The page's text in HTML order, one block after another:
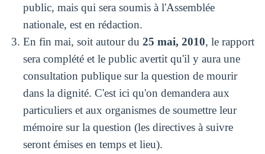
public, mais qui sera soumis à l'Assemblée
nationale, est en rédaction.
En fin mai, soit autour du 25 mai, 2010, le rapport
sera complété et le public avertit qu'il y aura une
consultation publique sur la question de mourir
dans la dignité. C'est ici qu'on demandera aux
particuliers et aux organismes de soumettre leur
mémoire sur la question (les directives à suivre
seront émises en temps et lieu).